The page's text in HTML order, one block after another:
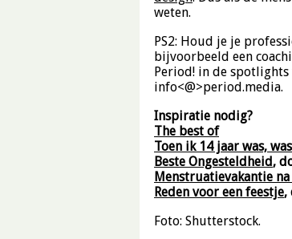
weten.
PS2: Houd je je
bijvoorbeeld een
Period! in de spotlights
info<@>period.media.
Inspiratie nodig?
The best of
Toen ik 14 jaar was,
Beste Ongesteldheid,
Menstruatievakantie na
Reden voor een feestje,
Foto: Shutterstock.